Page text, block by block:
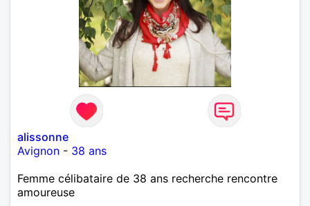
alissonne
Avignon - 38 ans
Femme célibataire de 38 ans recherche rencontre
amoureuse